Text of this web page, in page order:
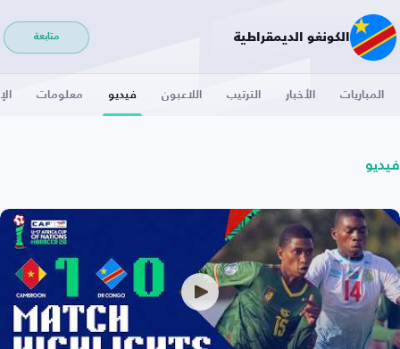
الكونغو الديمقراطية متابعة
المباريات الأخبار الترتيب اللاعبون فيديو معلومات
فيديو